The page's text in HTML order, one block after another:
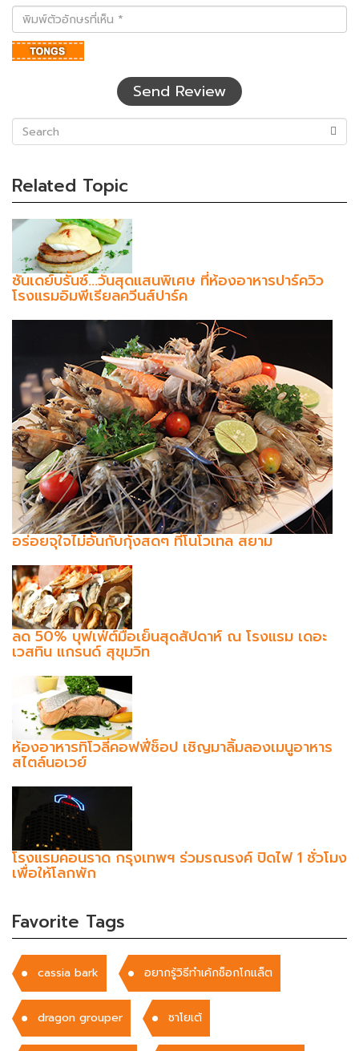
พิมพ์
ตัว
อักษร
ที่
Send Review
Related Topic
ซันเดย์บรั้นซ์...วันสุดแสนพิเศษ ที่ห้องอาหารปาร์ควิว
โรงแรมอิมพีเรียลควีนส์ปาร์ค
อร่อยจุใจไม่อั้นกับกุ้งสดๆ ที่โนโวเทล สยาม
ลด 50% บุฟเฟ่ต์มื้อเย็นสุดสัปดาห์ ณ โรงแรม เดอะ
เวสทิน แกรนด์ สุขุมวิท
ห้องอาหารทิโวลี่คอฟฟี่ช็อป เชิญมาลิ้มลองเมนูอาหาร
สไตล์นอเวย์
โรงแรมคอนราด กรุงเทพฯ ร่วมรณรงค์ ปิดไฟ 1 ชั่วโมง
เพื่อให้โลกพัก
Favorite Tags
cassia bark อยากรู้วิธีทำเค้กช็อกโกแล็ต
dragon grouper ซาโยเต้